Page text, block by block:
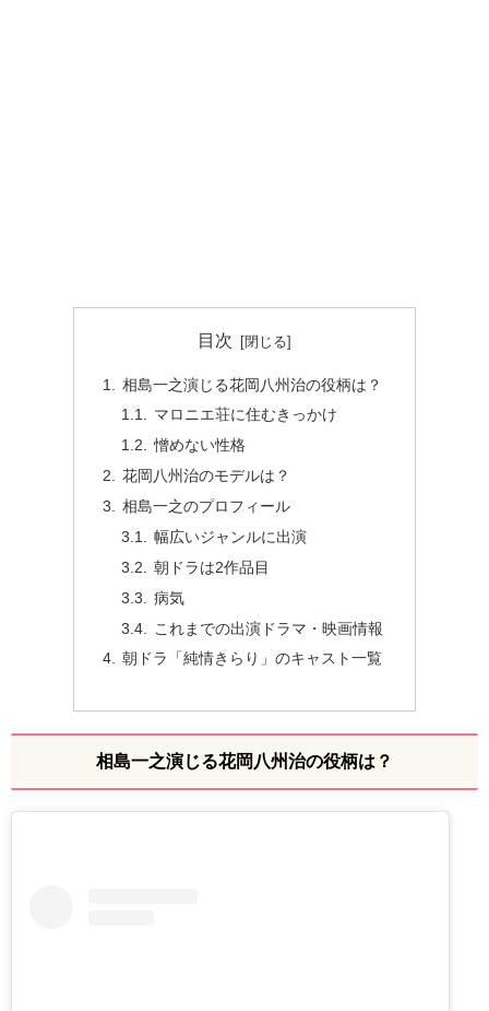
目次
相島一之演じる花岡八州治の役柄は？
マロニエ荘に住むきっかけ
憎めない性格
花岡八州治のモデルは？
相島一之のプロフィール
幅広いジャンルに出演
朝ドラは2作品目
病気
これまでの出演ドラマ・映画情報
朝ドラ「純情きらり」のキャスト一覧
相島一之演じる花岡八州治の役柄は？